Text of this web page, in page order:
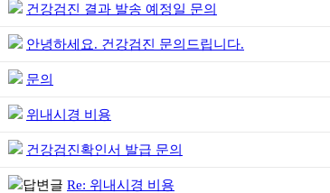
건강검진 결과 발송 예정일 문의
안녕하세요. 건강검진 문의드립니다.
문의
위내시경 비용
건강검진확인서 발급 문의
Re: 위내시경 비용